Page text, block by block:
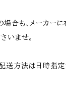
合も、メーカー
いませ。
送方法は日時指定